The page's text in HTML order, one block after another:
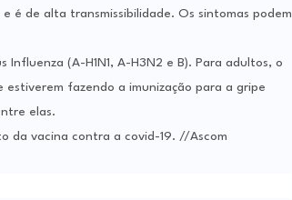
é de alta transmissibilidade. Os sintomas podem
(A-H1N1, A-H3N2 e B). Para adultos, o
estiverem fazendo a imunização para a gripe
elas.
da vacina contra a covid-19. //Ascom